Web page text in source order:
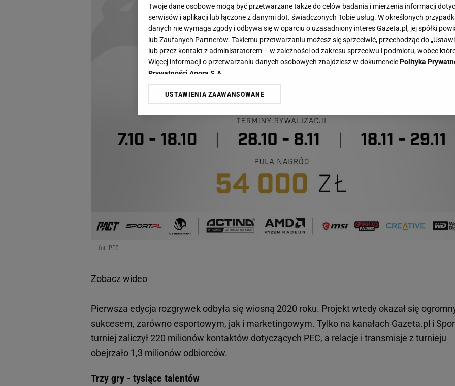
fot. PEC
Zobacz wideo
Pierwsza edycja rozgrywek odbyła się wiosną 2020 roku. Projekt wtedy okazał się
sukcesem, zarówno esportowym, jak i marketingowym. Tylko na kanałach Gazeta.pl i
turniej zaliczył 220 milionów kontaktów dotyczących PEC, a relacje i transmisje z turnieju
obejrzało 1,3 milionów odbiorców.
Trzy gry - tysiące talentów
Twoje dane osobowe mogą być przetwarzane także do celów badania i mierzenia informacji
serwisów i aplikacji lub łączone z danymi dot. świadczonych Tobie usług. W określonych
danych nie wymaga zgody i odbywa się w oparciu o uzasadniony interes Gazeta.pl, jej spółki
lub Zaufanych Partnerów. Takiemu przetwarzaniu możesz się sprzeciwić, przechodząc do
lub przez kontakt z administratorem – w zależności od zakresu sprzeciwu i podmiotu, wobec
Więcej informacji o przetwarzaniu danych osobowych znajdziesz w dokumenciePolityka
Prywatności Agora S.A.
Klikając „Akceptuję” wyrażasz też zgodę na zainstalowanie i przechowywanie plików cookie
Zaufanych Partnerów i Agora S.A. na Twoim urządzeniu końcowym. Możesz w każdej chwili
dotyczące plików cookie, wywołując narzędzie do zarządzania twoimi preferencjami dot.
plików cookie możliwa jest także za pomocą ustawień przeglądarki.
My, nasi Zaufani Partnerzy i Agora S.A. możemy przetwarzać dane osobowe w następujących
Użycie dokładnych danych geolokalizacyjnych. Aktywne skanowanie charakterystyki urządzenia
Przechowywanie informacji na urządzeniu lub dostęp do nich. Spersonalizowane reklamy i treści,
badnie odbiorców i ulepszanie usług.Lista Zaufanych Partnerów
USTAWIENIA ZAAWANSOWANE